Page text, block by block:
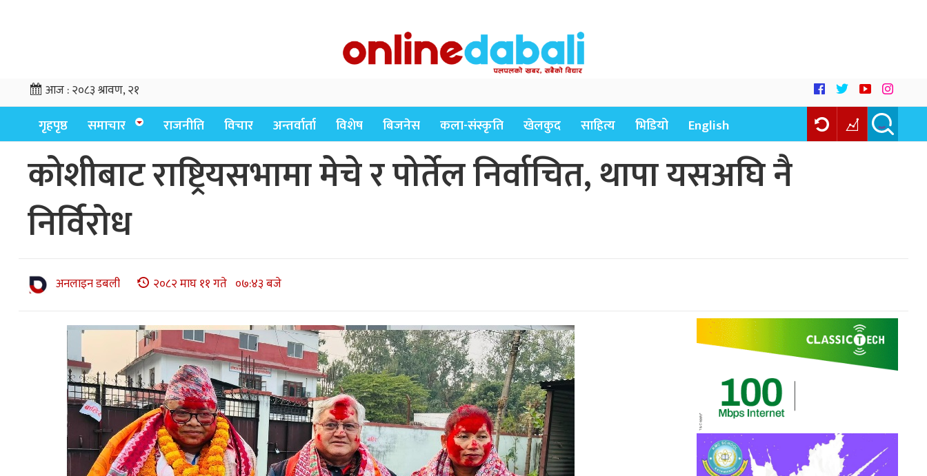
आज :२०८३ श्रावण, २१
गृहपृष्ठ समाचार राजनीति विचार अन्तर्वार्ता विशेष बिजनेस कला-संस्कृति खेलकुद साहित्य भिडियो English
कोशीबाट राष्ट्रियसभामा मेचे र पोर्तेल निर्वाचित, थापा यसअघि नै
निर्विरोध
अनलाइन डबली २०८२ माघ ११ गते ०७:४३ बजे